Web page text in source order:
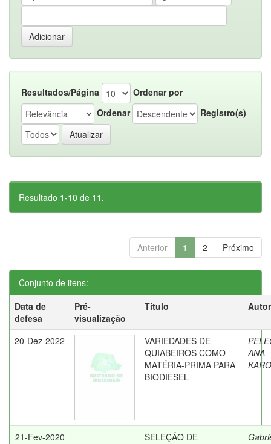
Resultados/Página
Ordenar por
Ordenar
Registro(s)
Resultado 1-10 de 11.
Anterior 1 2 Próximo
Conjunto de itens:
Data de
defesa
Pré-
visualização
Título Autor
20-Dez-2022
VARIEDADES DE
QUIABEIROS COMO
MATÉRIA-PRIMA PARA
BIODIESEL
ANA
21-Fev-2020
SELEÇÃO DE